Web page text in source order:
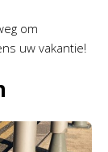
om
uw vakantie!